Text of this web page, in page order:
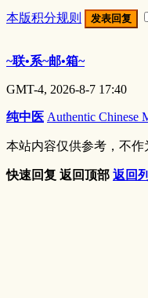
本版积分规则 发表回复
~联•系~邮•箱~
GMT-4, 2026-8-7 17:40
纯中医 Authentic Chinese
本站内容仅供参考，不作
快速回复 返回顶部 返回